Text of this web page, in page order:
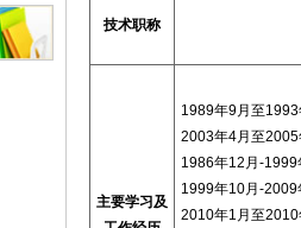
技术职称
主要学习及
1989年9月至1993
2003年4月至2005
1986年12 月 -1999
1999年10月 -2009
2010年1 月至2010